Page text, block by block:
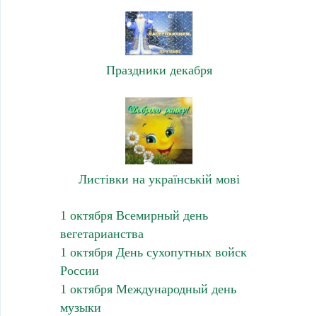
Праздники декабря
Листівки на українській мові
1 октября Всемирный день
вегетарианства
1 октября День сухопутных войск
России
1 октября Международный день
музыки